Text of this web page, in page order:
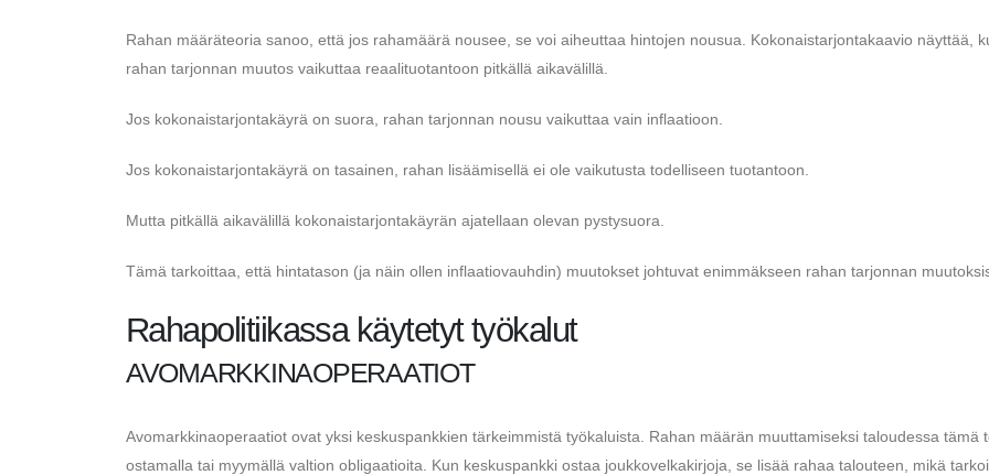
Rahan määräteoria sanoo, että jos rahamäärä nousee, se voi aiheuttaa hintojen nousua. Kokonaistarjontakaavio näyttää,
rahan tarjonnan muutos vaikuttaa reaalituotantoon pitkällä aikavälillä.
Jos kokonaistarjontakäyrä on suora, rahan tarjonnan nousu vaikuttaa vain inflaatioon.
Jos kokonaistarjontakäyrä on tasainen, rahan lisäämisellä ei ole vaikutusta todelliseen tuotantoon.
Mutta pitkällä aikavälillä kokonaistarjontakäyrän ajatellaan olevan pystysuora.
Tämä tarkoittaa, että hintatason (ja näin ollen inflaatiovauhdin) muutokset johtuvat enimmäkseen rahan tarjonnan
Rahapolitiikassa käytetyt työkalut
AVOMARKKINAOPERAATIOT
Avomarkkinaoperaatiot ovat yksi keskuspankkien tärkeimmistä työkaluista. Rahan määrän muuttamiseksi taloudessa tämä
ostamalla tai myymällä valtion obligaatioita. Kun keskuspankki ostaa joukkovelkakirjoja, se lisää rahaa talouteen, mikä